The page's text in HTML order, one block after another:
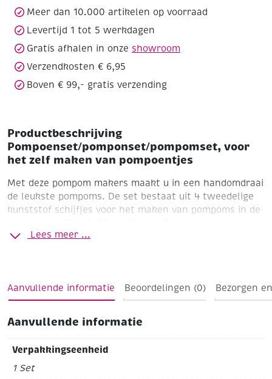
pompoentjes
Meer dan 10.000 artikelen op voorraad
Levertijd 1 tot 5 werkdagen
Gratis afhalen in onze showroom
Verzendkosten € 6,95
Boven € 99,- gratis verzending
Productbeschrijving
Pompoenset/pomponset/pompomset, voor
het zelf maken van pompoentjes
Met deze pompom makers maakt u in een handomdraai
de leukste pompoms. De set bestaat uit 4 tweedelige
kunststof schijfjes voor het maken van pompoms in de
gebruikt Populair wol zie artikelnummers 385001 t/m
Lees meer ...
Aanvullende informatie Beoordelingen (0) Bezorgen
Aanvullende informatie
Verpakkingseenheid
1 Set